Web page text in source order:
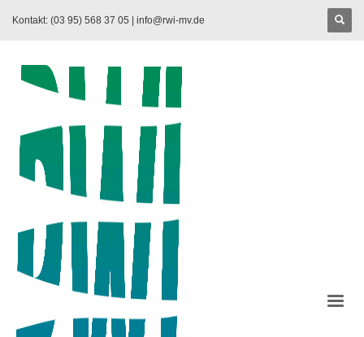
Kontakt: (03 95) 568 37 05 | info@rwi-mv.de